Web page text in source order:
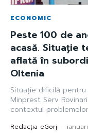
ECONOMIC
Peste 100 de
acasă. Situație
aflată în
Oltenia
Situație dificilă
Minprest Serv
contextul
Redacția eGorj -